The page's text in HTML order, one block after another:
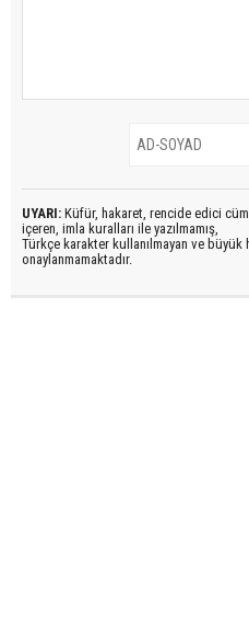
UYARI: Küfür, hakaret, rencide edici
içeren, imla kuralları ile yazılmamış,
Türkçe karakter kullanılmayan ve büyük
onaylanmamaktadır.